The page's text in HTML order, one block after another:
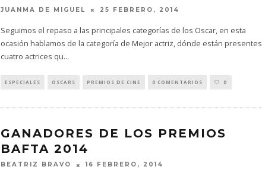
JUANMA DE MIGUEL 25 FEBRERO, 2014
Seguimos el repaso a las principales categorías de los Oscar, en esta
ocasión hablamos de la categoría de Mejor actriz, dónde están presentes
cuatro actrices qu...
ESPECIALES OSCARS PREMIOS DE CINE 0 COMENTARIOS 0
GANADORES DE LOS PREMIOS
BAFTA 2014
BEATRIZ BRAVO 16 FEBRERO, 2014